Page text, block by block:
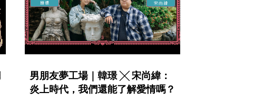
男朋友夢工場｜韓璟 ╳ 宋尚緯：
炎上時代，我們還能了解愛情嗎？